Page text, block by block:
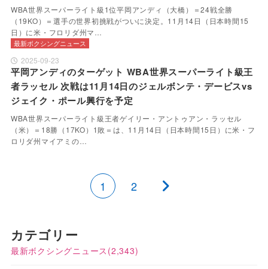
WBA世界スーパーライト級1位平岡アンディ（大橋）＝24戦全勝
（19KO）＝選手の世界初挑戦がついに決定。11月14日（日本時間15
日）に米・フロリダ州マ…
最新ボクシングニュース
2025-09-23
平岡アンディのターゲット WBA世界スーパーライト級王
者ラッセル 次戦は11月14日のジェルボンテ・デービスvs
ジェイク・ポール興行を予定
WBA世界スーパーライト級王者ゲイリー・アントゥアン・ラッセル
（米）＝18勝（17KO）1敗＝は、11月14日（日本時間15日）に米・フ
ロリダ州マイアミの…
1 2
カテゴリー
最新ボクシングニュース (2,343)